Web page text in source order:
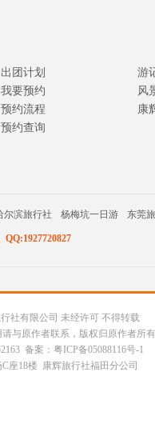
出团计划
我要预约
预约流程
预约查询
游
风
康
尔滨旅行社 杨梅坑一日游 东莞
社有限公司 未经许可 不得转载
与原作者联系，版权归原作者所
备案：粤ICP备05088116号-1
座18楼 康辉旅行社福田分公司